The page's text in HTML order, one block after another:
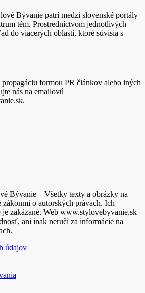
Bývanie patrí medzi slovenské portály
tém. Prostredníctvom jednotlivých
do viacerých oblastí, ktoré súvisia s
formou PR článkov alebo iných
nás na emailovú
Bývanie – Všetky texty a obrázky na
zákonmi o autorských právach. Ich
je zakázané. Web www.stylovebyvanie.sk
ani inak neručí za informácie na
údajov